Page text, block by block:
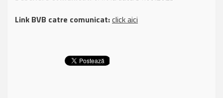
Link BVB catre comunicat:click aici